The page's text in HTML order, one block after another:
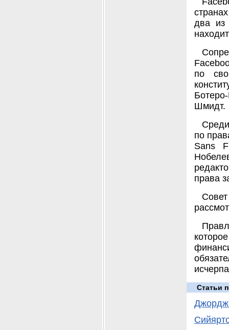
два из
по
Шмидт.
по
Sans
права
Статьи
Джордж